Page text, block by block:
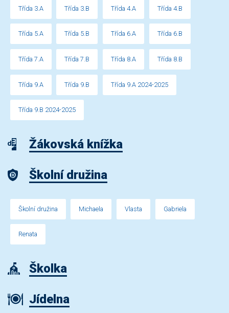
Třída 3.A Třída 3.B Třída 4.A Třída 4.B
Třída 5.A Třída 5.B Třída 6.A Třída 6.B
Třída 7.A Třída 7.B Třída 8.A Třída 8.B
Třída 9.A Třída 9.B Třída 9.A 2024-2025
Třída 9.B 2024-2025
Žákovská knížka
Školní družina
Školní družina Michaela Vlasta Gabriela
Renata
Školka
Jídelna